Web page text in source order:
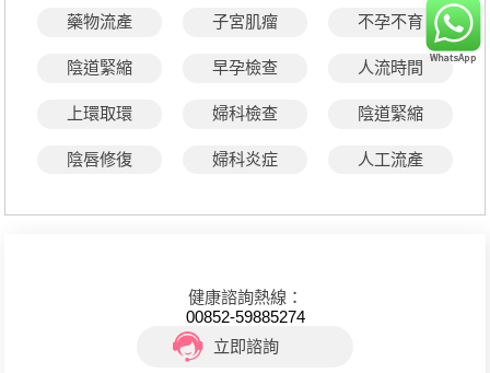
藥物流產 子宮肌瘤 不孕不育
陰道緊縮 早孕檢查 人流時間
上環取環 婦科檢查 陰道緊縮
陰唇修復 婦科炎症 人工流產
健康諮詢熱線：
00852-59885274
立即諮詢